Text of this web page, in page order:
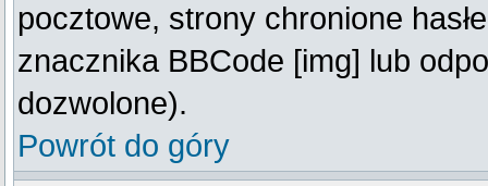
pocztowe, strony chronione
znacznika BBCode [img] lub
dozwolone).
Powrót do góry